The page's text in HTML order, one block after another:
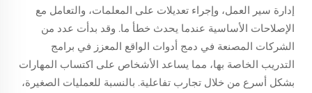
إدارة سير العمل، وإجراء تعديلات على المعلمات، والتعامل مع
الإصلاحات الأساسية عندما يحدث خطأ ما. وقد بدأت عدد من
الشركات المصنعة في دمج أدوات الواقع المعزز في برامج
التدريب الخاصة بها، مما يساعد الأشخاص على اكتساب المهارات
بشكل أسرع من خلال تجارب تفاعلية. بالنسبة للعمليات الصغيرة،